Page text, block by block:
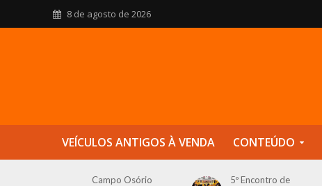
8 de agosto de 2026
VEÍCULOS ANTIGOS À VENDA CONTEÚDO
Campo Osório
5º Encontro de